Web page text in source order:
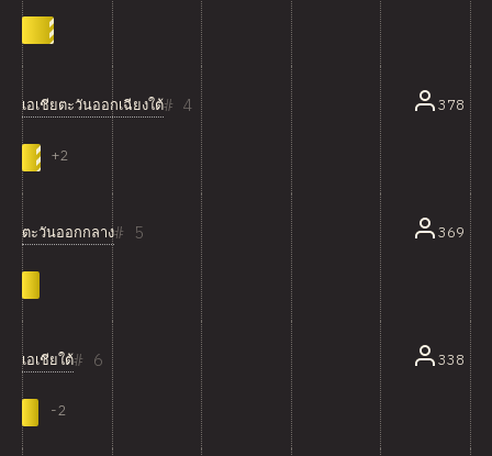
4
เอเชียตะวันออกเฉียงใต้
+2
378
5
ตะวันออกกลาง 369
6
เอเชียใต้
-2
338